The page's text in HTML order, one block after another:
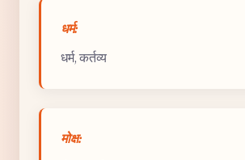
धर्म:
धर्म, कर्तव्य
मोक्ष: